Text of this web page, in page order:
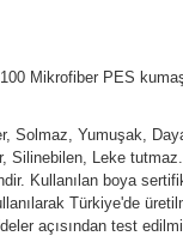
Mikrofiber PES
Solmaz, Yumuşak,
Silinebilen, Leke
Kullanılan boya
Türkiye'de
açısından test